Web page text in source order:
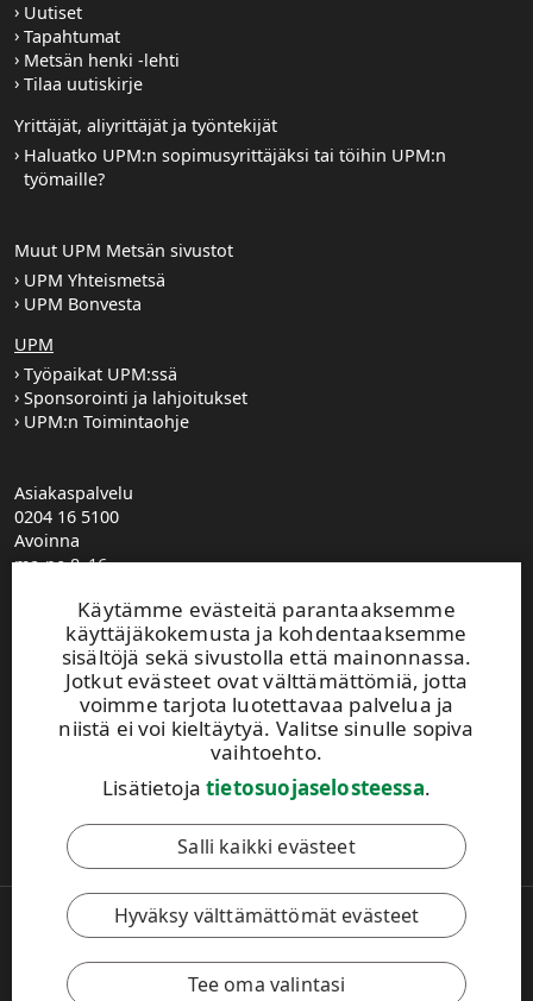
Käytämme evästeitä parantaaksemme
käyttäjäkokemusta ja kohdentaaksemme
sisältöjä sekä sivustolla että mainonnassa.
Jotkut evästeet ovat välttämättömiä, jotta
voimme tarjota luotettavaa palvelua ja
niistä ei voi kieltäytyä. Valitse sinulle sopiva
vaihtoehto.
Lisätietojatietosuojaselosteessa.
Salli kaikki evästeet
Hyväksy välttämättömät evästeet
Tee oma valintasi
Uutiset
Tapahtumat
Metsän henki -lehti
Tilaa uutiskirje
Yrittäjät, aliyrittäjät ja työntekijät
Haluatko UPM:n sopimusyrittäjäksi tai töihin UPM:n
työmaille?
Muut UPM Metsän sivustot
UPM Yhteismetsä
UPM Bonvesta
UPM
Työpaikat UPM:ssä
Sponsorointi ja lahjoitukset
UPM:n Toimintaohje
Asiakaspalvelu
0204 16 5100
Avoinna
ma-pe 8–16
0204 16 121
etunimi.sukunimi@upm.com
Metsäasiakasvastaavien yhteystiedot
Metsäpalvelutoimistojen yhteystiedot
Jätä yhteydenottopyyntö
Ilmoita muuttuneista yhteystiedoista
Tietosuoja
käyttöehdot .
Copyright © 2026 UPM. Kaikki oikeudet pidätetään.
Evästeasetukset